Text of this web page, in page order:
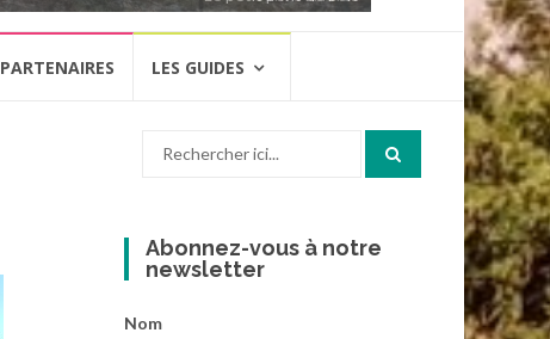
PARTENAIRES LES GUIDES
Abonnez-vous à notre
newsletter
Nom